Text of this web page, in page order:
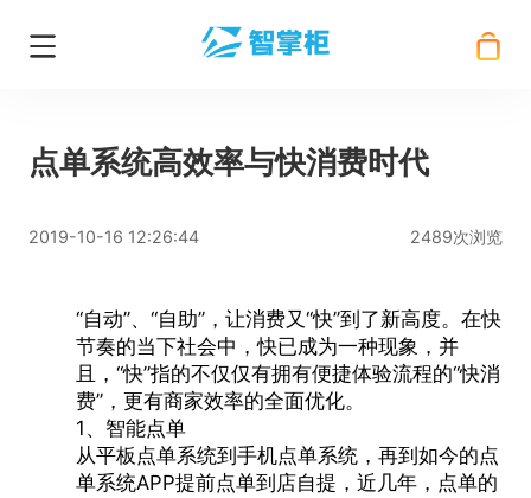
点单系统高效率与快消费时代
2019-10-16 12:26:44 2489次浏览
“自动”、“自助”，让消费又“快”到了新高度。在快
节奏的当下社会中，快已成为一种现象，并
且，“快”指的不仅仅有拥有便捷体验流程的“快消
费”，更有商家效率的全面优化。
1、智能点单
从平板点单系统到 手机点单系统，再到如今的点
单系统APP提前点单到店自提，近几年，点单的